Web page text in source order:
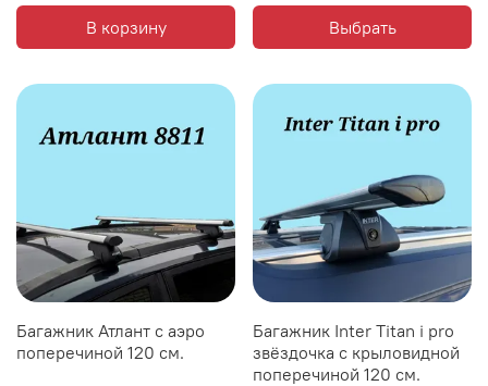
В корзину Выбрать
Багажник Атлант с аэро
поперечиной 120 см.
Багажник Inter Titan i pro
звёздочка с крыловидной
поперечиной 120 см.